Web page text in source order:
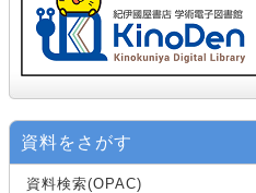
資料をさがす
資料検索(OPAC)